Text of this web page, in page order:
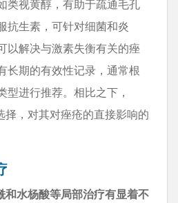
类视黄醇，有助于疏通毛孔
抗生素，可针对细菌和炎
以解决与激素失衡有关的痤
长期的有效性记录，通常根
型进行推荐。相比之下，
，对其对痤疮的直接影响的
水杨酸等局部治疗有显着不